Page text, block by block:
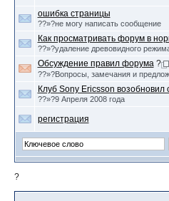
ошибка страницы
??»?не могу написать сообщение
Как просматривать форум в
??»?удаление древовидного
Обсуждение правил форума?
??»?Вопросы, замечания и
Клуб Sony Ericsson возобновил
??»?9 Апреля 2008 года
регистрация
?